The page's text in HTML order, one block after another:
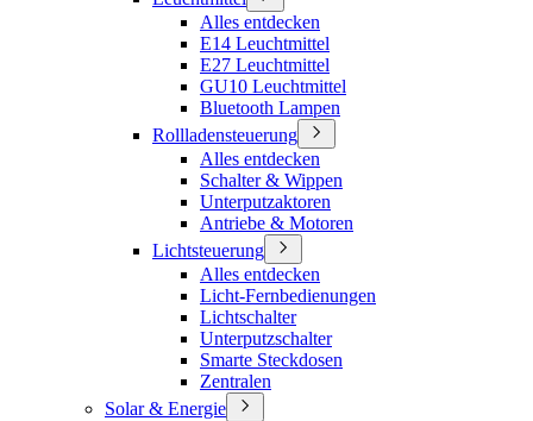
Alles entdecken
E14 Leuchtmittel
E27 Leuchtmittel
GU10 Leuchtmittel
Bluetooth Lampen
Rollladensteuerung
Alles entdecken
Schalter & Wippen
Unterputzaktoren
Antriebe & Motoren
Lichtsteuerung
Alles entdecken
Licht-Fernbedienungen
Lichtschalter
Unterputzschalter
Smarte Steckdosen
Zentralen
Solar & Energie